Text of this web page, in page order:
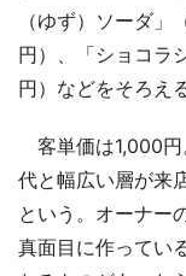
（ゆず）ソーダ
円）、「ショコラ
円）などをそろえ
客単価は1,000円
代と幅広い層が来
という。オーナー
真面目に作ってい